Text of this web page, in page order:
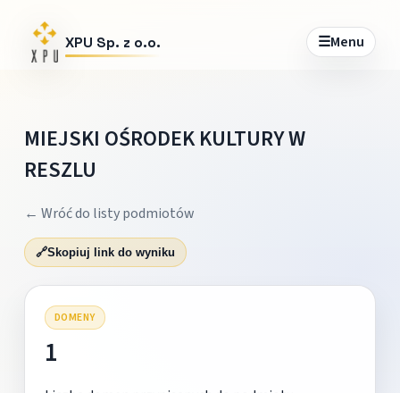
XPU Sp. z o.o. ☰Menu
MIEJSKI OŚRODEK KULTURY W
RESZLU
← Wróć do listy podmiotów
🔗Skopiuj link do wyniku
DOMENY
1